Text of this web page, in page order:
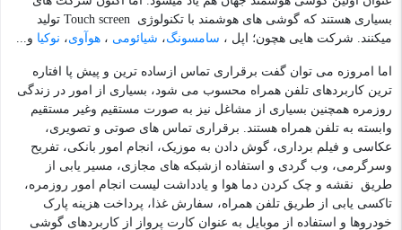
بسیاری هستند که گوشی های هوشمند با تکنولوژی Touch screen تولید
میکنند. شرکت هایی هچون؛ اپل ، سامسونگ، شیائومی ، هوآوی، نوکیا و...
اما امروزه می توان گفت برقراری تماس ازساده ترین و پیش پا افتاره
ترین کاربردهای تلفن همراه محسوب می شود، بسیاری از امور در زندگی
روزمره همچنین بسیاری از مشاغل نیز به صورت مستقیم وغیر مستقیم
وابسته به تلفن همراه هستند. برقراری تماس های صوتی و تصویری،
عکاسی و فیلم برداری، گوش دادن به موزیک، انجام امور بانکی، تفریح
وسرگرمی، وب گردی و استفاده ازشبکه های مجازی، مسیر یابی از
طریق نقشه و چک کردن دما هوا و یادداشت لیست انجام امور روزمره،
تاکسی یابی از طریق تلفن همراه، سفارش غذا، پرداخت هزینه پارک
خودروها و استفاده از موبایل به عنوان کارت پرواز از کاربردهای گوشی